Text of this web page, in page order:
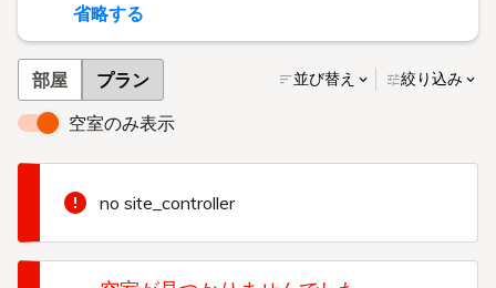
省略する
部屋 プラン 並び替え 絞り込み
空室のみ表示
no site_controller